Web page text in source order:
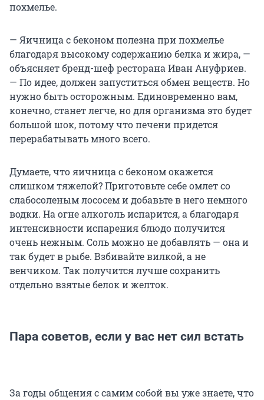
похмелье.
— Яичница с беконом полезна при похмелье
благодаря высокому содержанию белка и жира, —
объясняет бренд-шеф ресторана Иван Ануфриев.
— По идее, должен запуститься обмен веществ. Но
нужно быть осторожным. Единовременно вам,
конечно, станет легче, но для организма это будет
большой шок, потому что печени придется
перерабатывать много всего.
Думаете, что яичница с беконом окажется
слишком тяжелой? Приготовьте себе омлет со
слабосоленым лососем и добавьте в него немного
водки. На огне алкоголь испарится, а благодаря
интенсивности испарения блюдо получится
очень нежным. Соль можно не добавлять — она и
так будет в рыбе. Взбивайте вилкой, а не
венчиком. Так получится лучше сохранить
отдельно взятые белок и желток.
Пара советов, если у вас нет сил встать
За годы общения с самим собой вы уже знаете, что